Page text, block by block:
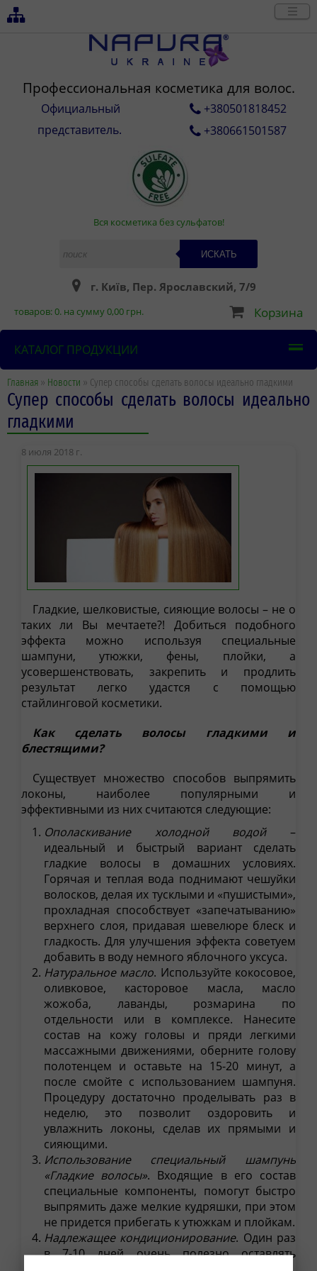
Профессиональная косметика для волос.
Официальный
представитель.
+380501818452
+380661501587
Вся косметика без сульфатов!
ИСКАТЬ
г. Київ, Пер. Ярославский, 7/9
товаров:0. на сумму0,00 грн. Корзина
КАТАЛОГ ПРОДУКЦИИ
Главная » Новости » Супер способы сделать волосы идеально гладкими
Супер способы сделать волосы идеально
гладкими
8 июля 2018 г.
Гладкие, шелковистые, сияющие волосы – не о
таких ли Вы мечтаете?! Добиться подобного
эффекта можно используя специальные
шампуни, утюжки, фены, плойки, а
усовершенствовать, закрепить и продлить
результат легко удастся с помощью
стайлинговой косметики.
Как сделать волосы гладкими и
блестящими?
Существует множество способов выпрямить
локоны, наиболее популярными и
эффективными из них считаются следующие:
Ополаскивание холодной водой–
идеальный и быстрый вариант сделать
гладкие волосы в домашних условиях.
Горячая и теплая вода поднимают чешуйки
волосков, делая их тусклыми и «пушистыми»,
прохладная способствует «запечатыванию»
верхнего слоя, придавая шевелюре блеск и
гладкость. Для улучшения эффекта советуем
добавить в воду немного яблочного уксуса.
Натуральное масло. Используйте кокосовое,
оливковое, касторовое масла, масло
жожоба, лаванды, розмарина по
отдельности или в комплексе. Нанесите
состав на кожу головы и пряди легкими
массажными движениями, оберните голову
полотенцем и оставьте на 15-20 минут, а
после смойте с использованием шампуня.
Процедуру достаточно проделывать раз в
неделю, это позволит оздоровить и
увлажнить локоны, сделав их прямыми и
сияющими.
Использование специальный шампунь
«Гладкие волосы». Входящие в его состав
специальные компоненты, помогут быстро
выпрямить даже мелкие кудряшки, при этом
не придется прибегать к утюжкам и плойкам.
Надлежащее кондиционирование. Один раз
в 7-10 дней очень полезно оставлять